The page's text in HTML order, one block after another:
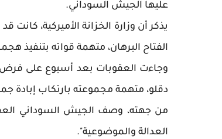
عليها الجيش السوداني.
يذكر أن وزارة الخزانة الأميركية،
الفتاح البرهان، متهمة قواته
وجاءت العقوبات بعد أسبوع على فرض
دقلو، متهمة مجموعته بارتكاب إبادة
من جهته، وصف الجيش السوداني
العدالة والموضوعية".